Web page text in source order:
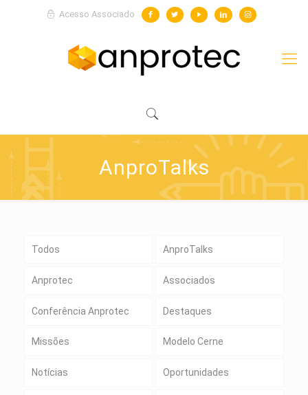
Acesso Associado
AnproTalks
Todos AnproTalks
Anprotec Associados
Conferência Anprotec Destaques
Missões Modelo Cerne
Notícias Oportunidades